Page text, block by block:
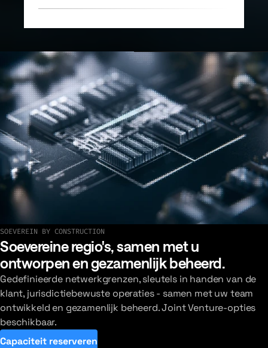
Bekijk onze laatste implementaties
SOEVEREIN BY CONSTRUCTION
Soevereine regio's, samen met u
ontworpen en gezamenlijk beheerd.
Gedefinieerde netwerkgrenzen, sleutels in handen van de
klant, jurisdictiebewuste operaties - samen met uw team
ontwikkeld en gezamenlijk beheerd. Joint Venture-opties
beschikbaar.
Capaciteit reserveren